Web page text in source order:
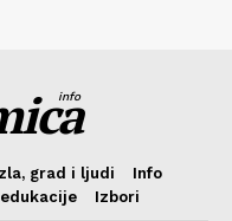
info
grad i ljudi
Info
Izbori